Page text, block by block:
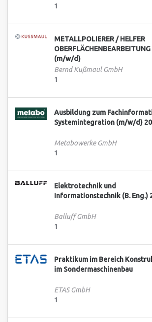
1
METALLPOLIERER / HELFER
OBERFLÄCHENBEARBEITUNG
(m/w/d)
Bernd Kußmaul GmbH
1
Ausbildung zum
Systemintegration (m/w/d)
Metabowerke GmbH
1
Elektrotechnik und
Informationstechnik (B. Eng.)
Balluff GmbH
1
Praktikum im Bereich
im Sondermaschinenbau
ETAS GmbH
1